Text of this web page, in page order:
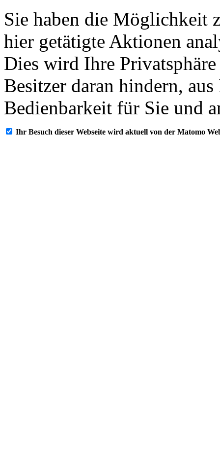
Sie haben die Möglichkeit
hier getätigte Aktionen
Dies wird Ihre
Besitzer daran hindern,
Bedienbarkeit für Sie und
Ihr Besuch dieser Webseite wird aktuell von der Matomo